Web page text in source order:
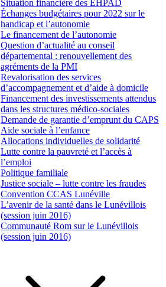
Situation financière des EHPAD
Échanges budgétaires pour 2022 sur le
handicap et l’autonomie
Le financement de l’autonomie
Question d’actualité au conseil
départemental : renouvellement des
agréments de la PMI
Revalorisation des services
d’accompagnement et d’aide à domicile
Financement des investissements attendus
dans les structures médico-sociales
Demande de garantie d’emprunt du CAPS
Aide sociale à l’enfance
Allocations individuelles de solidarité
Lutte contre la pauvreté et l’accès à
l’emploi
Politique familiale
Justice sociale – lutte contre les fraudes
Convention CCAS Lunéville
L’avenir de la santé dans le Lunévillois
(session juin 2016)
Communauté Rom sur le Lunévillois
(session juin 2016)